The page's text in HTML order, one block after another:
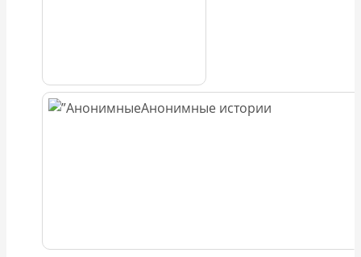
Анонимные истории